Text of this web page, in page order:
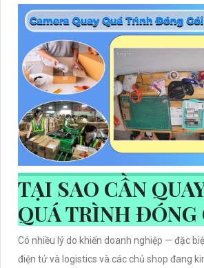
TẠI SAO CẦN
QUÁ TRÌNH ĐÓNG
Có nhiều lý do khiến doanh nghiệp — đặc
điện tử và logistics và các chủ shop đang